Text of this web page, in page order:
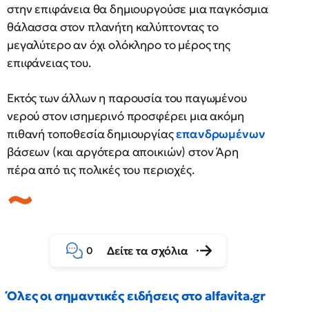
στην επιφάνεια θα δημιουργούσε μια παγκόσμια
θάλασσα στον πλανήτη καλύπτοντας το
μεγαλύτερο αν όχι ολόκληρο το μέρος της
επιφάνειας του.
Εκτός των άλλων η παρουσία του παγωμένου
νερού στον ισημερινό προσφέρει μια ακόμη
πιθανή τοποθεσία δημιουργίαςεπανδρωμένων
βάσεων (και αργότερα αποικιών) στον Άρη
πέρα από τις πολικές του περιοχές.
0 Δείτε τα σχόλια
Όλες οι σημαντικές ειδήσεις στο alfavita.gr